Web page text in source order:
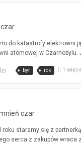
do katastrofy
atomowej w
był rok (i 1
czar
staramy się z
serca z zakupów wraca